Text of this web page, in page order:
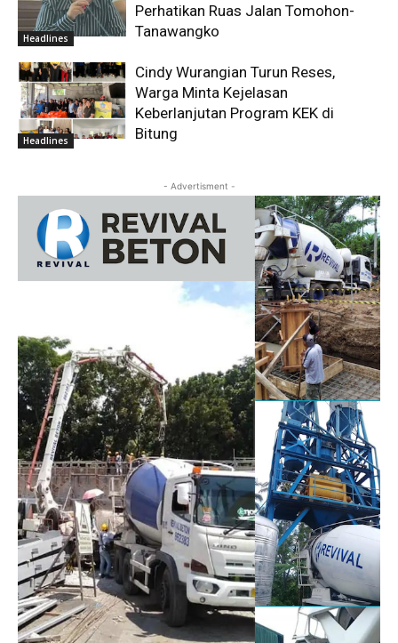
Headlines
Perhatikan Ruas Jalan Tomohon-
Tanawangko
Headlines
Cindy Wurangian Turun Reses,
Warga Minta Kejelasan
Keberlanjutan Program KEK di
Bitung
- Advertisment -